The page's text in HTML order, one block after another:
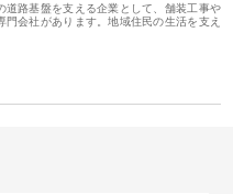
道路基盤を支える企業として、舗装工事や
門会社があります。地域住民の生活を支え